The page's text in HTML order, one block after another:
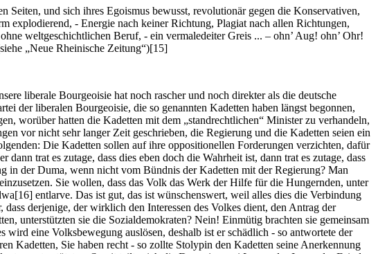
Seiten, und sich ihres Egoismus bewusst, revolutionär gegen die Konservativen,
explodierend, - Energie nach keiner Richtung, Plagiat nach allen Richtungen,
weltgeschichtlichen Beruf, - ein vermaledeiter Greis ... – ohn’ Aug! ohn’ Ohr!
„Neue Rheinische Zeitung“)[15]
liberale Bourgeoisie hat noch rascher und noch direkter als die deutsche
der liberalen Bourgeoisie, die so genannten Kadetten haben längst begonnen,
worüber hatten die Kadetten mit dem „standrechtlichen“ Minister zu verhandeln,
vor nicht sehr langer Zeit geschrieben, die Regierung und die Kadetten seien ein
Die Kadetten sollen auf ihre oppositionellen Forderungen verzichten, dafür
trat es zutage, dass dies eben doch die Wahrheit ist, dann trat es zutage, dass
in der Duma, wenn nicht vom Bündnis der Kadetten mit der Regierung? Man
Sie wollen, dass das Volk das Werk der Hilfe für die Hungernden, unter
entlarve. Das ist gut, das ist wünschenswert, weil alles dies die Verbindung
derjenige, der wirklich den Interessen des Volkes dient, den Antrag der
unterstützten sie die Sozialdemokraten? Nein! Einmütig brachten sie gemeinsam
eine Volksbewegung auslösen, deshalb ist er schädlich - so antwortete der
Kadetten, Sie haben recht - so zollte Stolypin den Kadetten seine Anerkennung